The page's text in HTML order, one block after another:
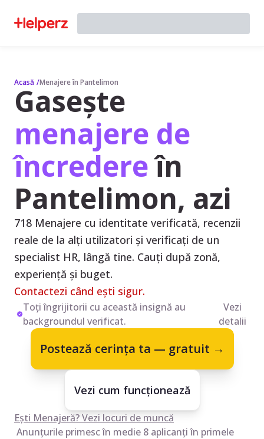
Acasă /Menajere în Pantelimon
Gasește
menajere de
încredereîn
Pantelimon, azi
718 Menajere cu identitate verificată, recenzii
reale de la alți utilizatori și verificați de un
specialist HR, lângă tine. Cauți după zonă,
experiență și buget.
Contactezi când ești sigur.
Toți îngrijitorii cu această insignă au
backgroundul verificat.
Vezi
detalii
Postează cerința ta — gratuit →
Vezi cum funcționează
Ești Menajeră? Vezi locuri de muncă
Anunțurile primesc în medie 8 aplicanți în primele